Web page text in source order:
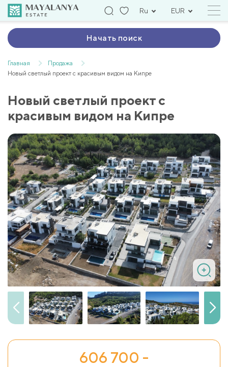
Ru EUR
Начать поиск
Главная
Продажа
Новый светлый проект с красивым видом на Кипре
Новый светлый проект с
красивым видом на Кипре
606 700 -